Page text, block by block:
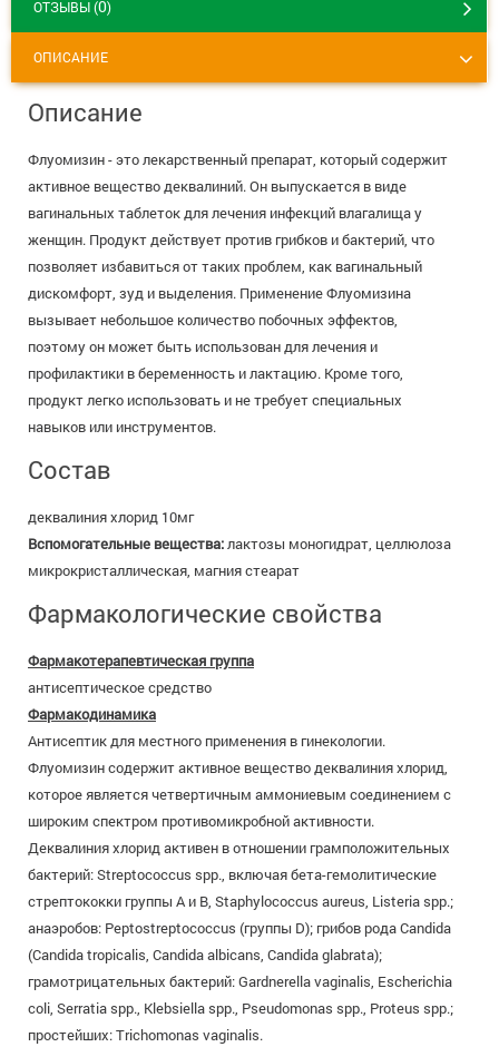
ОТЗЫВЫ (0)
ОПИСАНИЕ
Описание
Флуомизин - это лекарственный препарат, который содержит
активное вещество деквалиний. Он выпускается в виде
вагинальных таблеток для лечения инфекций влагалища у
женщин. Продукт действует против грибков и бактерий, что
позволяет избавиться от таких проблем, как вагинальный
дискомфорт, зуд и выделения. Применение Флуомизина
вызывает небольшое количество побочных эффектов,
поэтому он может быть использован для лечения и
профилактики в беременность и лактацию. Кроме того,
продукт легко использовать и не требует специальных
навыков или инструментов.
Состав
деквалиния хлорид 10мг
Вспомогательные вещества:лактозы моногидрат, целлюлоза
микрокристаллическая, магния стеарат
Фармакологические свойства
Фармакотерапевтическая группа
антисептическое средство
Фармакодинамика
Антисептик для местного применения в гинекологии.
Флуомизин содержит активное вещество деквалиния хлорид,
которое является четвертичным аммониевым соединением с
широким спектром противомикробной активности.
Деквалиния хлорид активен в отношении грамположительных
бактерий: Streptococcus spp., включая бета-гемолитические
стрептококки группы А и В, Staphylococcus aureus, Listeria spp.;
анаэробов: Peptostreptococcus (группы D); грибов рода Candida
(Candida tropicalis, Candida albicans, Candida glabrata);
грамотрицательных бактерий: Gardnerella vaginalis, Escherichia
coli, Serratia spp., Klebsiella spp., Pseudomonas spp., Proteus spp.;
простейших: Trichomonas vaginalis.